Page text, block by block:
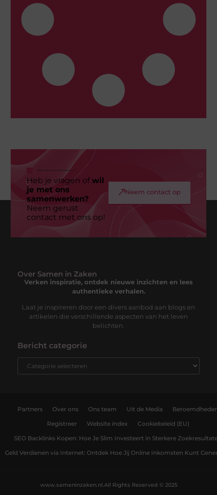
Heb je vragen ofwil
je met ons
samenwerken?
Neem gerust
contact met ons op!
Neem contact op
Over Samen in Zaken
Verken inspiratie, ontdek nieuwe inzichten en lees
authentieke verhalen.
Laat je inspireren door een divers aanbod aan blogs en
artikelen die verschillende aspecten van het leven
belichten.
Bericht categorie
Partners Over ons Ons team Uit de Media
Registreer Website index Cookiebeleid (EU)
SEO Backlinks Kopen: Hoe Je Slim Investeert in Sterkere
Geld Verdienen via Internet: Ontdek Hoe Jij Online Inkomsten Kunt
All Rights Reserved © 2025
www.sameninzaken.nl.